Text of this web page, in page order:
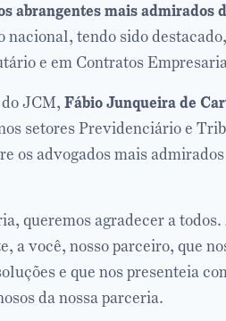
abrangentes mais admirados
nacional, tendo sido
e em Contratos
JCM, Fábio Junqueira de
setores Previdenciário e
os advogados mais
queremos agradecer a
a você, nosso parceiro, que
e que nos presenteia
da nossa parceria.